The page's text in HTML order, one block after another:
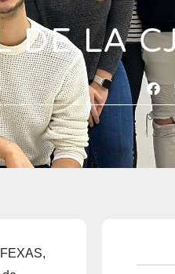
DE LA